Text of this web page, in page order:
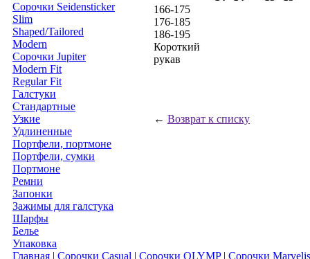
Сорочки Seidensticker
Slim
Shaped/Tailored
Modern
Сорочки Jupiter
Modern Fit
Regular Fit
Галстуки
Стандартные
Узкие
Удлиненные
Портфели, портмоне
Портфели, сумки
Портмоне
Ремни
Запонки
Зажимы для галстука
Шарфы
Белье
Упаковка
166-175
176-185
186-195
Короткий
рукав
← Возврат к списку
Главная | Сорочки Casual | Сорочки OLYMP| Сорочки Marvelis